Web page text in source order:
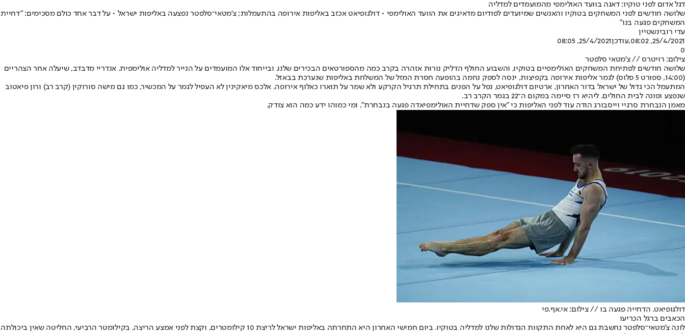
דגל אדום לפני טוקיו: דאגה בוועד האולימפי מהמועמדים למדליה
שלושה חודשים לפני המשחקים בטוקיו והאנשים שמיועדים לפודיום מדאיגים את הוועד האולימפי • דולגופיאט אכזב באליפות אירופה בהתעמלות; צ'מטאי־סלפטר נפצעה באליפות ישראל • על דבר אחד כולם מסכימים: "דחיית
המשחקים פגעה בנו"
עדי רובינשטיין
25/4/2021, 08:02
,עודכן25/4/2021, 08:05
0
צילום: רויטרס // צ'מטאי סלפטר
שלושה חודשים לפתיחת המשחקים האולימפיים בטוקיו, והשבוע החולף הדליק נורות אזהרה בקרב כמה מהספורטאים הבכירים שלנו, ובייחוד אלו המועמדים על הנייר למדליה אולימפית. אנדריי מדבדב, שיעלה אחר הצהריים
(14:00, ספורט 5 פלוס) לגמר אליפות אירופה בקפיצות, ינסה לספק נחמה בהופעה חסרת המזל של המשלחת באליפות שנערכת בבאזל.
המתעמל הכי גדול של ישראל בדור האחרון, ארטיום דולגופיאט, נפל על הפנים בתחילת תרגיל הקרקע ולא שמר על תוארו כאלוף אירופה. אלכס מיאקינין לא העפיל לגמר על המכשיר, כמו גם מישה סורוקין (קרב רב) ורון פיאטוב
שנפצע ופונה לבית החולים. ליהיא רז סיימה במקום ה־22 בגמר הקרב רב.
מאמן הנבחרת סרגיי וייסבורג הודה עוד לפני האליפות כי "אין ספק שדחיית האולימפיאדה פגעה בנבחרת", ומי כמוהו ידע כמה הוא צודק.
דולגופיאט. הדחייה פגעה בו // צילום: אי.אף.פי
הכאבים ברגל הכריעו
לונה צ'מטאי־סלפטר נחשבת גם היא לאחת התקוות הגדולות שלנו למדליה בטוקיו. ביום חמישי האחרון היא התחרתה באליפות ישראל לריצת 10 קילומטרים, וקצת לפני אמצע הריצה, בקילומטר הרביעי, החליטה שאין ביכולתה